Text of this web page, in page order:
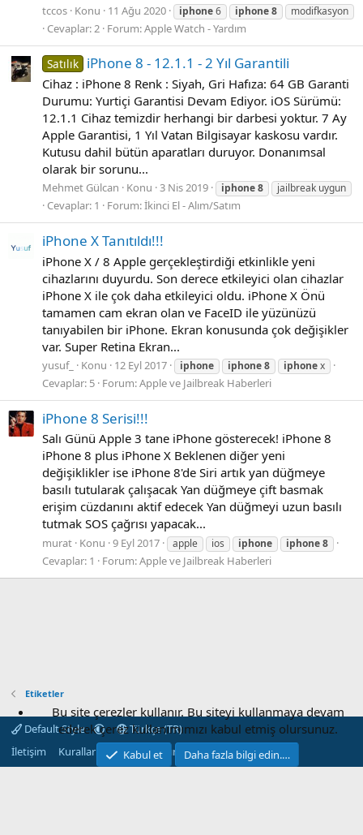
tccos Konu 11 Ağu 2020 iphone6 iphone8 modifkasyon
Cevaplar: 2 Forum:Apple Watch - Yardım
Satılık iPhone 8 - 12.1.1 - 2 Yıl Garantili
Cihaz : iPhone 8 Renk : Siyah, Gri Hafıza: 64 GB Garanti
Durumu: Yurtiçi Garantisi Devam Ediyor. iOS Sürümü:
12.1.1 Cihaz temizdir herhangi bir darbesi yoktur. 7 Ay
Apple Garantisi, 1 Yıl Vatan Bilgisayar kaskosu vardır.
Kutusu dahil bütün aparatları duruyor. Donanımsal
olarak bir sorunu...
Mehmet Gülcan Konu 3 Nis 2019 iphone8 jailbreak uygun
Cevaplar: 1 Forum:İkinci El - Alım/Satım
iPhone X Tanıtıldı!!!
iPhone X / 8 Apple gerçekleştirdiği etkinlikle yeni
cihazlarını duyurdu. Son derece etkileyici olan cihazlar
iPhone X ile çok daha etkileyici oldu. iPhone X Önü
tamamen cam ekran olan ve FaceID ile yüzünüzü
tanıyabilen bir iPhone. Ekran konusunda çok değişikler
var. Super Retina Ekran...
yusuf_ Konu 12 Eyl 2017 iphone iphone8 iphonex
Cevaplar: 5 Forum:Apple ve Jailbreak Haberleri
iPhone 8 Serisi!!!
Salı Günü Apple 3 tane iPhone gösterecek! iPhone 8
iPhone 8 plus iPhone X Beklenen diğer yeni
değişiklikler ise iPhone 8'de Siri artık yan düğmeye
basılı tutularak çalışacak Yan düğmeye çift basmak
erişim cüzdanını aktif edecek Yan düğmeyi uzun basılı
tutmak SOS çağrısı yapacak...
murat Konu 9 Eyl 2017 apple ios iphone iphone8
Cevaplar: 1 Forum:Apple ve Jailbreak Haberleri
Etiketler
Default Style
Türkçe (TR)
İletişim
Kurallar Gizlilik Yardım Ana sayfa
R
S
Bu site çerezler kullanır. Bu siteyi kullanmaya devam
ederek çerez kullanımımızı kabul etmiş olursunuz.
Kabul et Daha fazla bilgi edin.…